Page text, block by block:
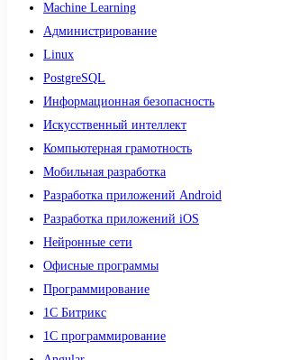
Machine Learning
Администрирование
Linux
PostgreSQL
Информационная безопасность
Искусственный интеллект
Компьютерная грамотность
Мобильная разработка
Разработка приложений Android
Разработка приложений iOS
Нейронные сети
Офисные программы
Программирование
1С Битрикс
1С программирование